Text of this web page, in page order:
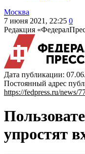
Москва
7 июня 2021, 22:25 0
Редакция
Дата публикации:
Постоянный адрес
https://fedpress.ru/news/
упростят